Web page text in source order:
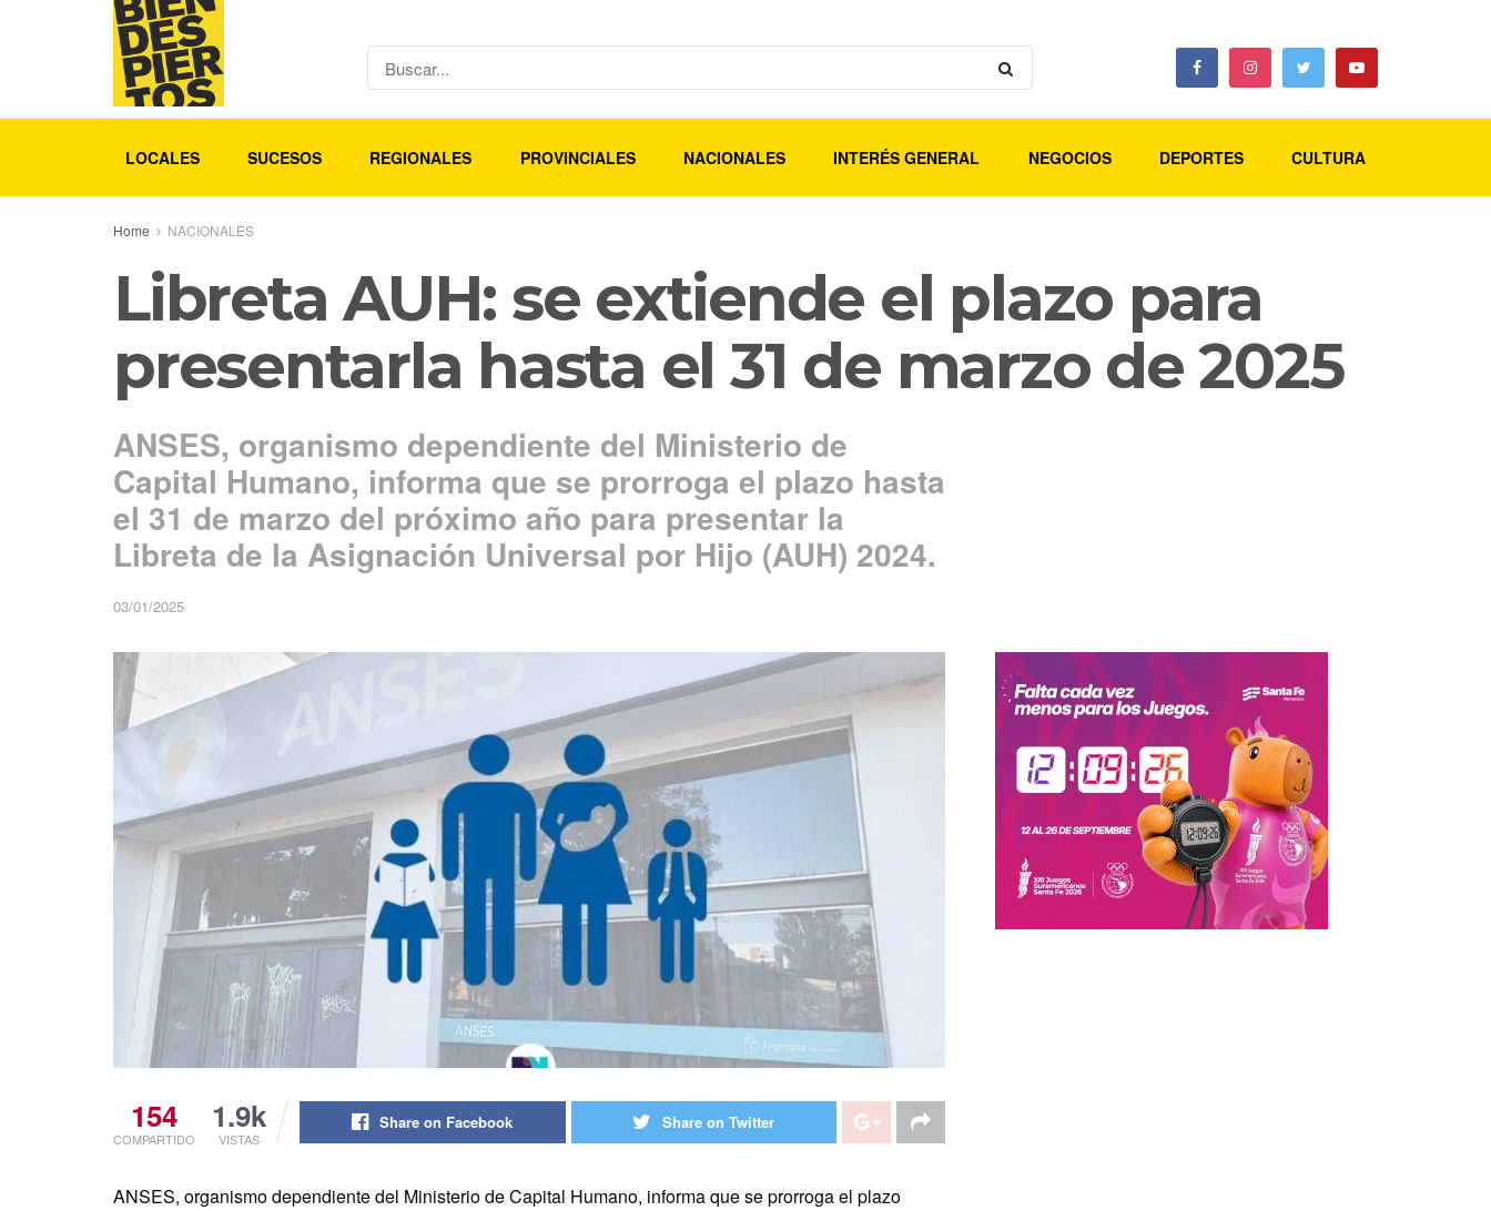
LOCALES SUCESOS REGIONALES PROVINCIALES NACIONALES INTERÉS GENERAL NEGOCIOS DEPORTES CULTURA
Home NACIONALES
Libreta AUH: se extiende el plazo para
presentarla hasta el 31 de marzo de 2025
ANSES, organismo dependiente del Ministerio de
Capital Humano, informa que se prorroga el plazo hasta
el 31 de marzo del próximo año para presentar la
Libreta de la Asignación Universal por Hijo (AUH) 2024.
03/01/2025
154
COMPARTIDO
1.9k
VISTAS
Share on Facebook Share on Twitter
ANSES, organismo dependiente del Ministerio de Capital Humano, informa que se prorroga el plazo